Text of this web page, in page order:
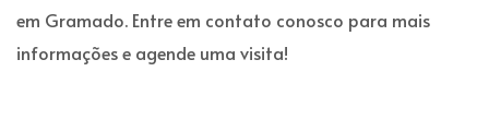
em Gramado. Entre em contato conosco para mais
informações e agende uma visita!